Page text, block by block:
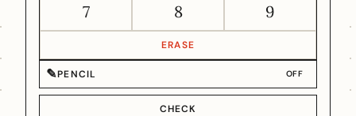
7
8 9
ERASE
✎PENCIL OFF
CHECK